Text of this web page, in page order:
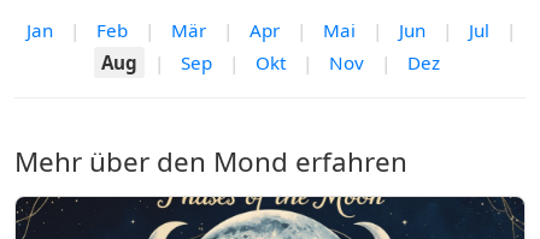
Jan | Feb | Mär | Apr | Mai | Jun | Jul
|
Aug
| Sep | Okt | Nov | Dez
Mehr über den Mond erfahren